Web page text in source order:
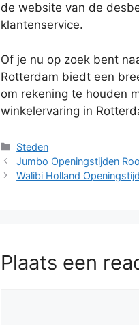
de website van de
klantenservice.
Of je nu op zoek bent
Rotterdam biedt een
om rekening te houden
winkelervaring in
Categorieën
Steden
Jumbo Openingstijden
Walibi Holland
Plaats een